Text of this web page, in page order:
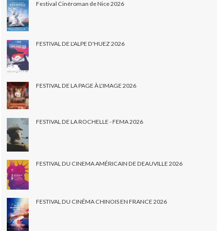
Festival Cinéroman de Nice 2026
FESTIVAL DE L'ALPE D'HUEZ 2026
FESTIVAL DE LA PAGE À L'IMAGE 2026
FESTIVAL DE LA ROCHELLE - FEMA 2026
FESTIVAL DU CINEMA AMÉRICAIN DE DEAUVILLE 2026
FESTIVAL DU CINÉMA CHINOIS EN FRANCE 2026